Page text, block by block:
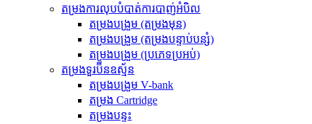
តម្រង​ការ​លុប​បំបាត់​ការ​បាញ់​អំបិល
តម្រងបង្រួម (តម្រងមុន)
តម្រងបង្រួម (តម្រងបន្ទាប់បន្សំ)
តម្រងបង្រួម (ប្រភេទប្រអប់)
តម្រងទួរប៊ីនឧស្ម័ន
តម្រងបង្រួម V-bank
តម្រង Cartridge
តម្រងបន្ទះ